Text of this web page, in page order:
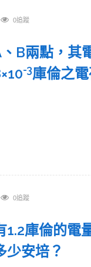
0追蹤
B兩點，其
-3庫倫之
0追蹤
1.2庫倫的電
少安培？